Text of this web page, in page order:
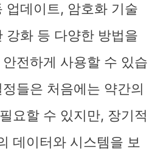
업데이트, 암호화 기술
강화 등 다양한 방법을
전하게 사용할 수 있습
들은 처음에는 약간의
요할 수 있지만, 장기적
데이터와 시스템을 보